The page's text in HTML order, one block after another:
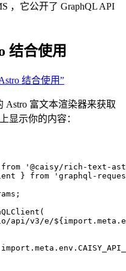
，它公开了 GraphQL API
结合使用
结合使用”
Astro 富文本渲染器来获取
显示你的内容：
from ' @caisy/rich-text-
} from ' graphql-
;
(
api/v3/e/${import. meta .
meta . env .